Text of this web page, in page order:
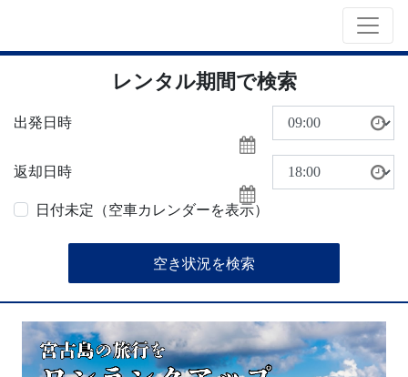
レンタル期間で検索
出発日時
返却日時
日付未定（空車カレンダーを表示）
空き状況を検索